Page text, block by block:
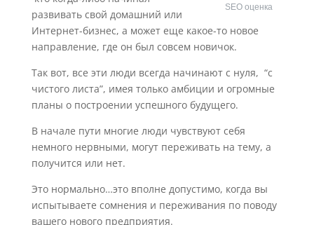
SEO оценка
развивать свой домашний или
Интернет-бизнес, а может еще какое-то новое
направление, где он был совсем новичок.
Так вот, все эти люди всегда начинают с нуля, “с
чистого листа”, имея только амбиции и огромные
планы о построении успешного будущего.
В начале пути многие люди чувствуют себя
немного нервными, могут переживать на тему, а
получится или нет.
Это нормально…это вполне допустимо, когда вы
испытываете сомнения и переживания по поводу
вашего нового предприятия.